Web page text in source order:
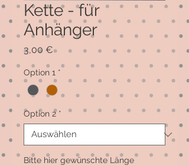
Kette - für
Anhänger
3,00 €Preis
Option 1 *
Option 2 *
Bitte hier gewünschte Länge